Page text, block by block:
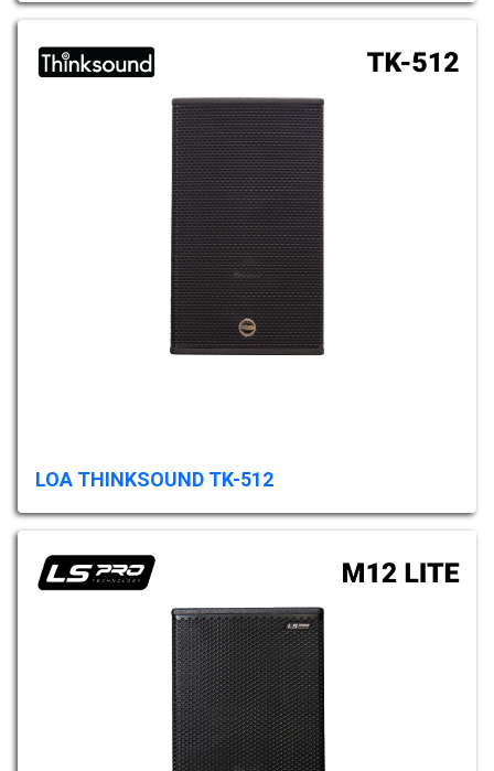
LOA THINKSOUND TK-512